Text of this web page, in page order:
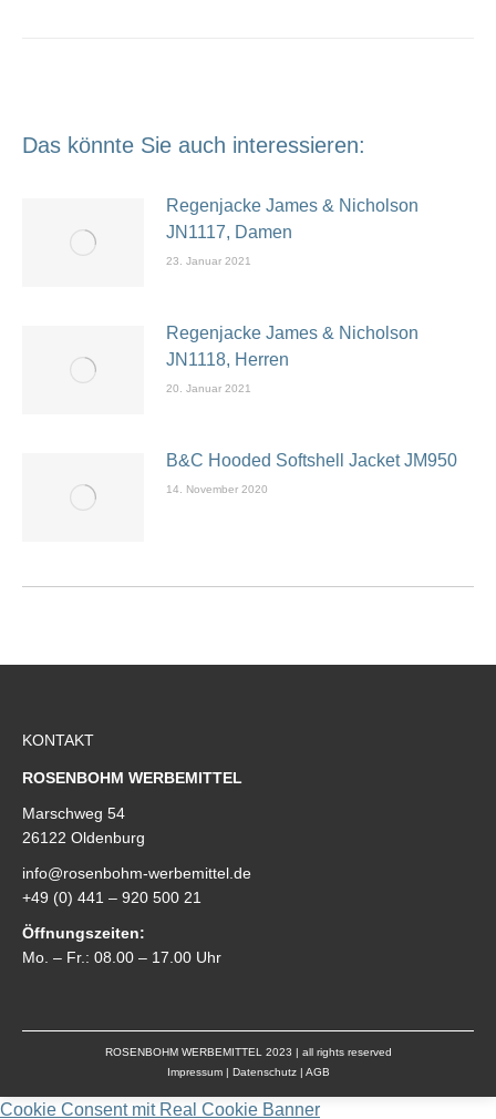
Das könnte Sie auch interessieren:
Regenjacke James & Nicholson
JN1117, Damen
23. Januar 2021
Regenjacke James & Nicholson
JN1118, Herren
20. Januar 2021
B&C Hooded Softshell Jacket JM950
14. November 2020
KONTAKT
ROSENBOHM WERBEMITTEL
Marschweg 54
26122 Oldenburg
info@rosenbohm-werbemittel.de
+49 (0) 441 – 920 500 21
Öffnungszeiten:
Mo. – Fr.: 08.00 – 17.00 Uhr
ROSENBOHM WERBEMITTEL 2023 | all rights reserved
Impressum| Datenschutz| AGB
Cookie Consent mit Real Cookie Banner